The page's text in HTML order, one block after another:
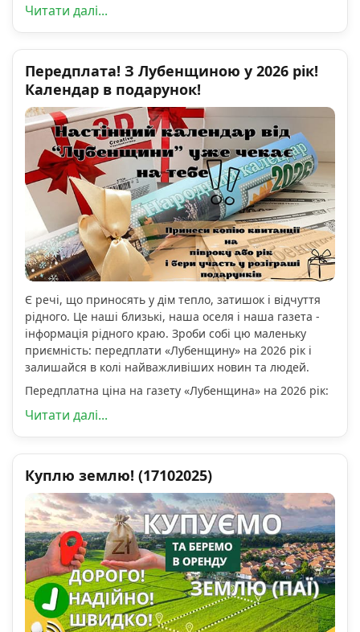
Читати далі...
Передплата! З Лубенщиною у 2026 рік!
Календар в подарунок!
Є речі, що приносять у дім тепло, затишок і відчуття
рідного. Це наші близькі, наша оселя і наша газета -
інформація рідного краю. Зроби собі цю маленьку
приємність: передплати «Лубенщину» на 2026 рік і
залишайся в колі найважливіших новин та людей.
Передплатна ціна на газету «Лубенщина» на 2026 рік:
Читати далі...
Куплю землю! (17102025)